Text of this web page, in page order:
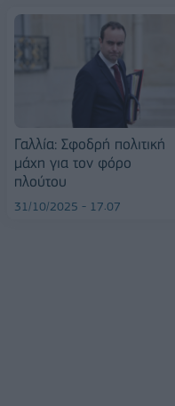
Γαλλία: Σφοδρή πολιτική
μάχη για τον φόρο
πλούτου
31/10/2025 - 17:07